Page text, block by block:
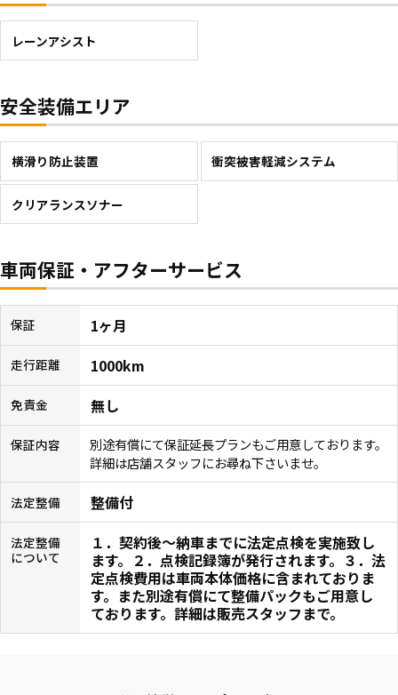
レーンアシスト
安全装備エリア
横滑り防止装置 衝突被害軽減システム
クリアランスソナー
車両保証・アフターサービス
保証 1ヶ月
走行距離 1000km
免責金 無し
保証内容
別途有償にて保証延長プランもご用意しております。
詳細は店舗スタッフにお尋ね下さいませ。
法定整備 整備付
法定整備
について
１．契約後〜納車までに法定点検を実施致し
ます。２．点検記録簿が発行されます。３．法
定点検費用は車両本体価格に含まれておりま
す。また別途有償にて整備パックもご用意し
ております。詳細は販売スタッフまで。